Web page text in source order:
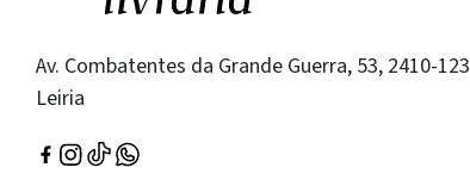
Av. Combatentes da Grande Guerra, 53, 2410-123
Leiria